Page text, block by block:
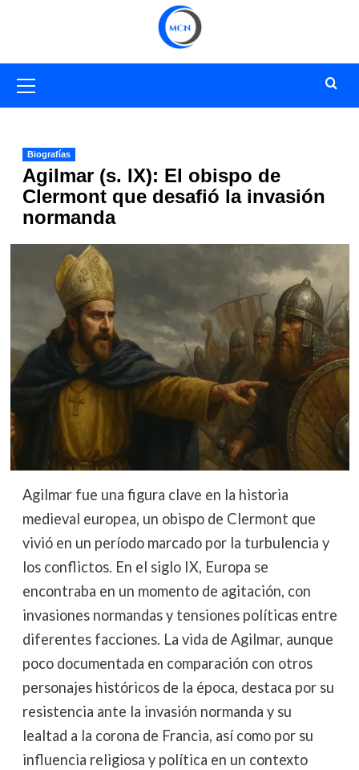
primario
Biografías
Agilmar (s. IX): El obispo de
Clermont que desafió la invasión
normanda
Agilmar fue una figura clave en la historia
medieval europea, un obispo de Clermont que
vivió en un período marcado por la turbulencia y
los conflictos. En el siglo IX, Europa se
encontraba en un momento de agitación, con
invasiones normandas y tensiones políticas entre
diferentes facciones. La vida de Agilmar, aunque
poco documentada en comparación con otros
personajes históricos de la época, destaca por su
resistencia ante la invasión normanda y su
lealtad a la corona de Francia, así como por su
influencia religiosa y política en un contexto